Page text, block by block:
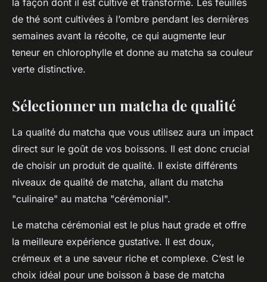
la façon dont il est cultivé et transformé. Les feuilles
de thé sont cultivées à l’ombre pendant les dernières
semaines avant la récolte, ce qui augmente leur
teneur en chlorophylle et donne au matcha sa couleur
verte distinctive.
Sélectionner un matcha de qualité
La qualité du matcha que vous utilisez aura un impact
direct sur le goût de vos boissons. Il est donc crucial
de choisir un produit de qualité. Il existe différents
niveaux de qualité de matcha, allant du matcha
"culinaire" au matcha "cérémonial".
Le matcha cérémonial est le plus haut grade et offre
la meilleure expérience gustative. Il est doux,
crémeux et a une saveur riche et complexe. C’est le
choix idéal pour une boisson à base de matcha